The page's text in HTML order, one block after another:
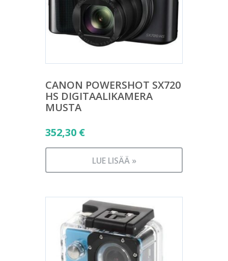
CANON POWERSHOT SX720
HS DIGITAALIKAMERA
MUSTA
352,30 €
LUE LISÄÄ »